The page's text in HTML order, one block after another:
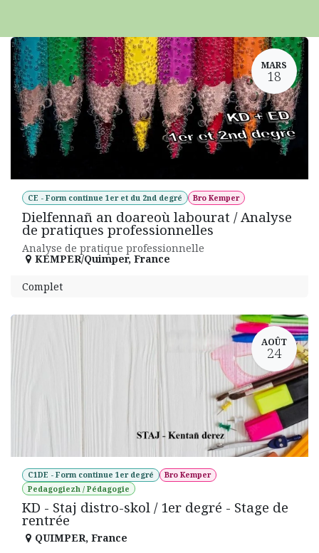
MARS
18
CE - Form continue 1er et du 2nd degré Bro Kemper
Dielfennañ an doareoù labourat / Analyse
de pratiques professionnelles
Analyse de pratique professionnelle
KEMPER/Quimper, France
Complet
AOÛT
24
C1DE - Form continue 1er degré
Bro Kemper
Pedagogiezh / Pédagogie
KD - Staj distro-skol / 1er degré - Stage de
rentrée
QUIMPER, France